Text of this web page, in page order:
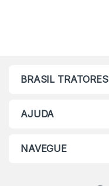
BRASIL TRATORES
AJUDA
NAVEGUE